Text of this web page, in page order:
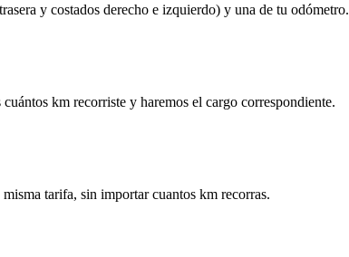
y costados derecho e izquierdo) y una de tu odómetro.
cuántos km recorriste y haremos el cargo correspondiente.
tarifa, sin importar cuantos km recorras.